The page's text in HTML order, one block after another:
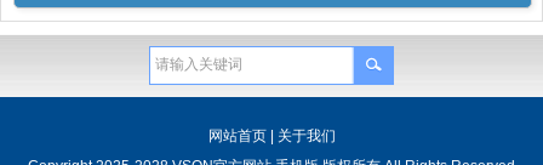
网站首页| 关于我们